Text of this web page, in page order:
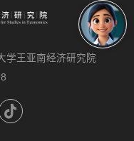
学王亚南经济研究院